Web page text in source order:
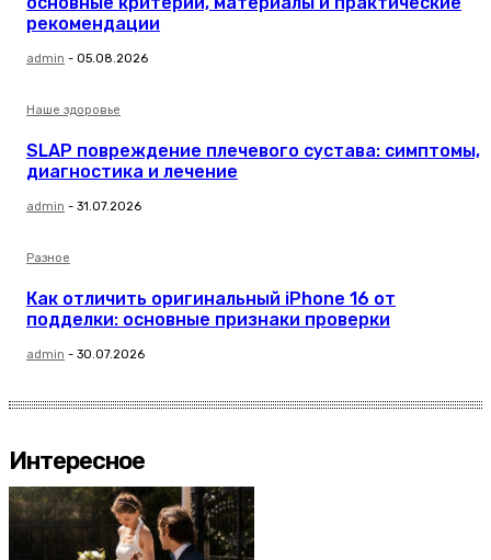
рекомендации
admin - 05.08.2026
Наше здоровье
SLAP повреждение плечевого сустава: симптомы,
диагностика и лечение
admin - 31.07.2026
Разное
Как отличить оригинальный iPhone 16 от
подделки: основные признаки проверки
admin - 30.07.2026
Интересное